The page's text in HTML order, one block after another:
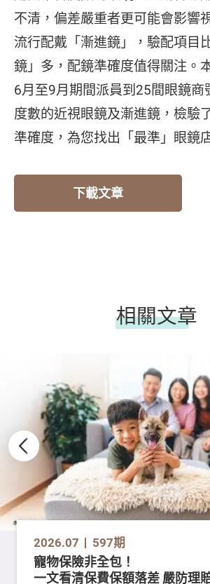
不清，偏差嚴重者更可能會影響
流行配戴「漸進鏡」，驗配項目
鏡」多，配鏡準確度值得關注。
6月至9月期間派員到25間眼鏡商
度數的近視眼鏡及漸進鏡，檢驗
準確度，為您找出「最準」眼鏡
下載文章
相關文章
2026.07 597期
寵物保險非全包！
一文看清保費保額落差 嚴防理